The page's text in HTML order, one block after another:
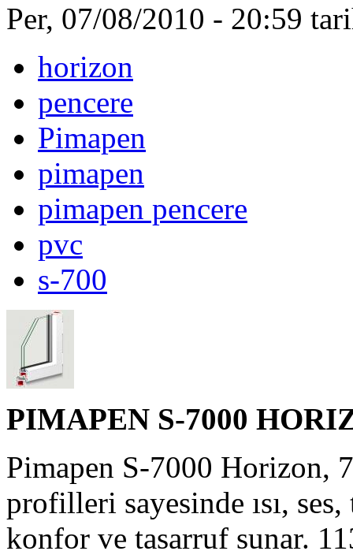
Per, 07/08/2010 - 20:59
horizon
pencere
Pimapen
pimapen
pimapen pencere
pvc
s-700
PIMAPEN S-7000
Pimapen S-7000 Horizon,
profilleri sayesinde ısı,
konfor ve tasarruf sunar.